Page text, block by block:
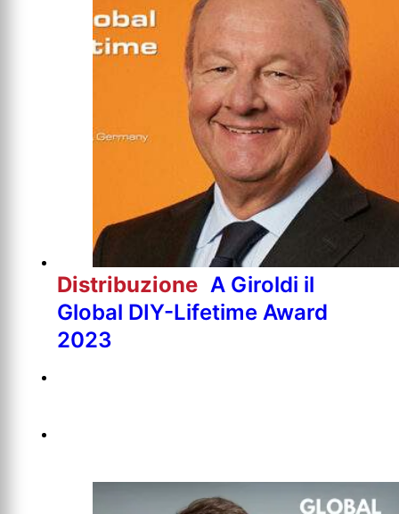
Distribuzione A Giroldi il
Global DIY-Lifetime Award
2023